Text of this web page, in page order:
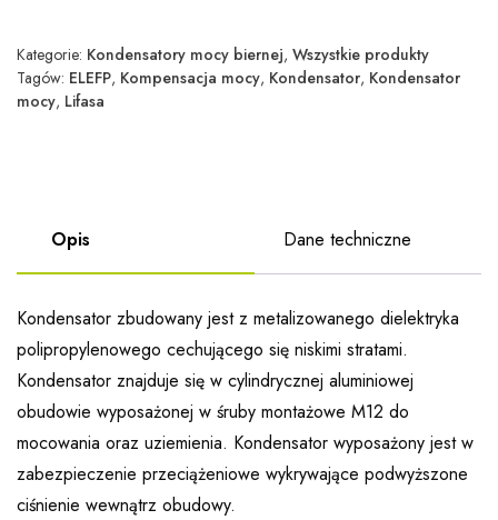
Kategorie: Kondensatory mocy biernej, Wszystkie produkty
Tagów: ELEFP, Kompensacja mocy, Kondensator, Kondensator
mocy, Lifasa
Opis Dane techniczne
Kondensator zbudowany jest z metalizowanego dielektryka
polipropylenowego cechującego się niskimi stratami.
Kondensator znajduje się w cylindrycznej aluminiowej
obudowie wyposażonej w śruby montażowe M12 do
mocowania oraz uziemienia. Kondensator wyposażony jest w
zabezpieczenie przeciążeniowe wykrywające podwyższone
ciśnienie wewnątrz obudowy.